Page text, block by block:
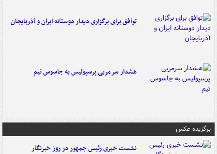
توافق برای برگزاری دیدار دوستانه ایران و آذربایجان
هشدار سرمربی پرسپولیس به جاسوس تیم
برگزیده عکس
نشست خبری رئیس جمهور در روز خبرنگار